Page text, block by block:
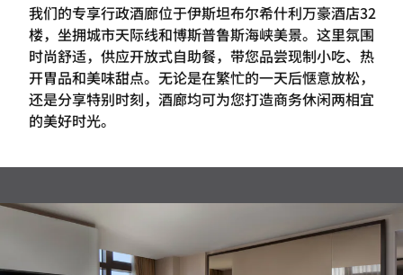
我们的专享行政酒廊位于伊斯坦布尔希什利万豪酒店32
楼，坐拥城市天际线和博斯普鲁斯海峡美景。这里氛围
时尚舒适，供应开放式自助餐，带您品尝现制小吃、热
开胃品和美味甜点。无论是在繁忙的一天后惬意放松，
还是分享特别时刻，酒廊均可为您打造商务休闲两相宜
的美好时光。